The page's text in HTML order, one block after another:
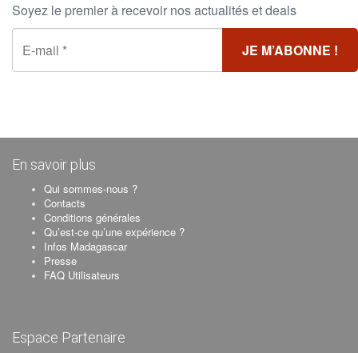
Soyez le premier à recevoir nos actualités et deals
En savoir plus
Qui sommes-nous ?
Contacts
Conditions générales
Qu’est-ce qu’une expérience ?
Infos Madagascar
Presse
FAQ Utilisateurs
Espace Partenaire